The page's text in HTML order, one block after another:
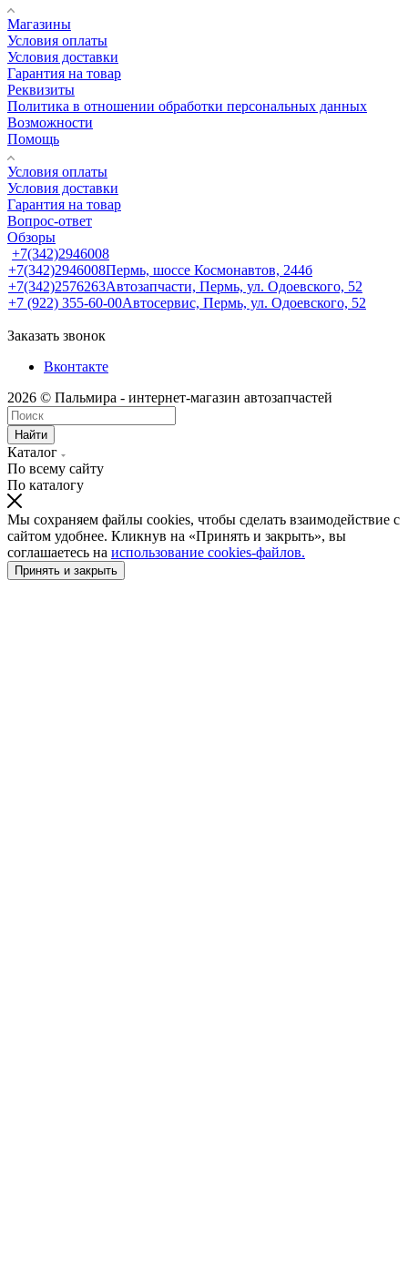
Магазины
Условия оплаты
Условия доставки
Гарантия на товар
Реквизиты
Политика в отношении обработки персональных данных
Возможности
Помощь
Условия оплаты
Условия доставки
Гарантия на товар
Вопрос-ответ
Обзоры
+7(342)2946008
+7(342)2946008Пермь, шоссе Космонавтов, 244б
+7(342)2576263Автозапчасти, Пермь, ул. Одоевского, 52
+7 (922) 355-60-00Автосервис, Пермь, ул. Одоевского, 52
Заказать звонок
Вконтакте
2026 © Пальмира - интернет-магазин автозапчастей
Найти
Каталог
По всему сайту
По каталогу
Мы сохраняем файлы cookies, чтобы сделать взаимодействие с
сайтом удобнее. Кликнув на «Принять и закрыть», вы
соглашаетесь на использование cookies-файлов.
Принять и закрыть